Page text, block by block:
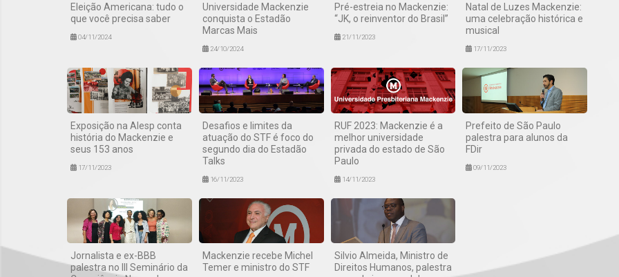
Eleição Americana: tudo o
que você precisa saber
04/11/2024
Universidade Mackenzie
conquista o Estadão
Marcas Mais
24/10/2024
Pré-estreia no Mackenzie:
“JK, o reinventor do Brasil”
21/11/2023
Natal de Luzes Mackenzie:
uma celebração histórica e
musical
17/11/2023
Exposição na Alesp conta
história do Mackenzie e
seus 153 anos
17/11/2023
Desafios e limites da
atuação do STF é foco do
segundo dia do Estadão
Talks
16/11/2023
RUF 2023: Mackenzie é a
melhor universidade
privada do estado de São
Paulo
14/11/2023
Prefeito de São Paulo
palestra para alunos da
FDir
09/11/2023
Jornalista e ex-BBB
palestra no III Seminário da
Mackenzie recebe Michel
Temer e ministro do STF
Silvio Almeida, Ministro de
Direitos Humanos, palestra